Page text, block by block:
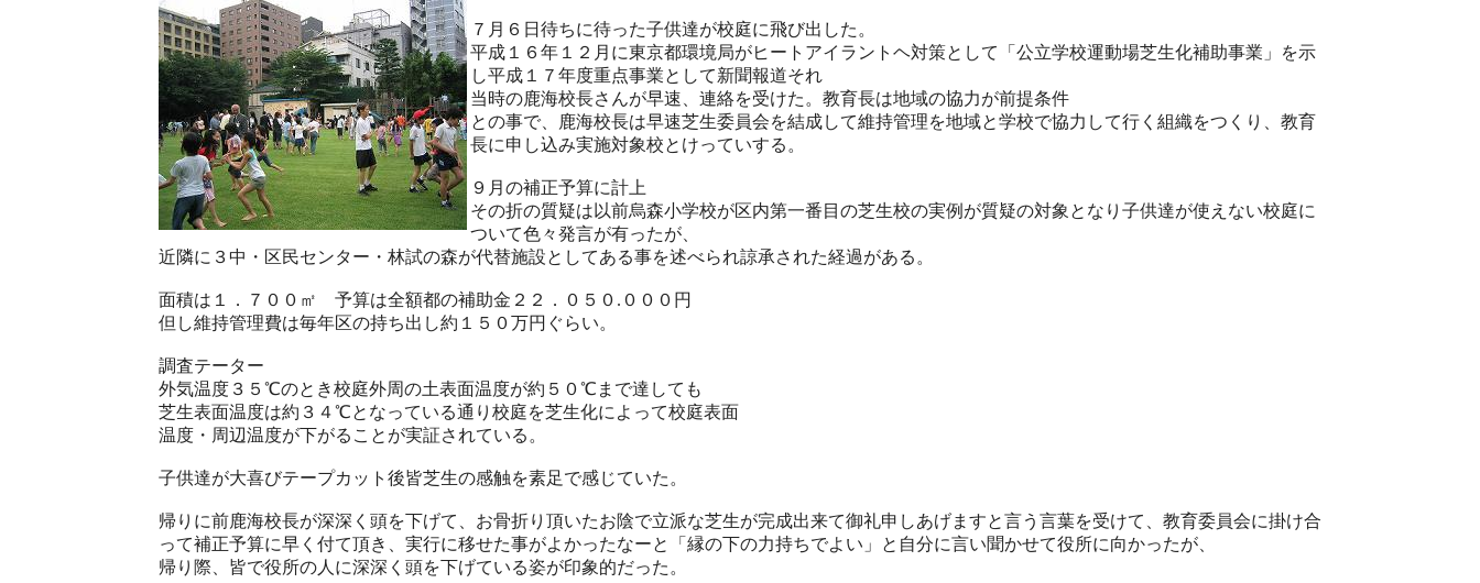
７月６日待ちに待った子供達が校庭に飛び出した。
平成１６年１２月に東京都環境局がヒートアイラントヘ対策として「公立学校運動場芝生化補助事業」を示
し平成１７年度重点事業として新聞報道それ
当時の鹿海校長さんが早速、連絡を受けた。教育長は地域の協力が前提条件
との事で、鹿海校長は早速芝生委員会を結成して維持管理を地域と学校で協力して行く組織をつくり、教育
長に申し込み実施対象校とけっていする。
９月の補正予算に計上
その折の質疑は以前烏森小学校が区内第一番目の芝生校の実例が質疑の対象となり子供達が使えない校庭に
ついて色々発言が有ったが、
近隣に３中・区民センター・林試の森が代替施設としてある事を述べられ諒承された経過がある。
面積は１．７００㎡ 予算は全額都の補助金２２．０５０.０００円
但し維持管理費は毎年区の持ち出し約１５０万円ぐらい。
調査テーター
外気温度３５℃のとき校庭外周の土表面温度が約５０℃まで達しても
芝生表面温度は約３４℃となっている通り校庭を芝生化によって校庭表面
温度・周辺温度が下がることが実証されている。
子供達が大喜びテープカット後皆芝生の感触を素足で感じていた。
帰りに前鹿海校長が深深く頭を下げて、お骨折り頂いたお陰で立派な芝生が完成出来て御礼申しあげますと言う言葉を受けて、教育委員会に掛け合
って補正予算に早く付て頂き、実行に移せた事がよかったなーと「縁の下の力持ちでよい」と自分に言い聞かせて役所に向かったが、
帰り際、皆で役所の人に深深く頭を下げている姿が印象的だった。